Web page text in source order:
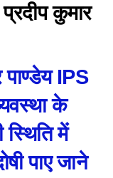
कुमार
IPS
के
स्थिति में
पाए जाने